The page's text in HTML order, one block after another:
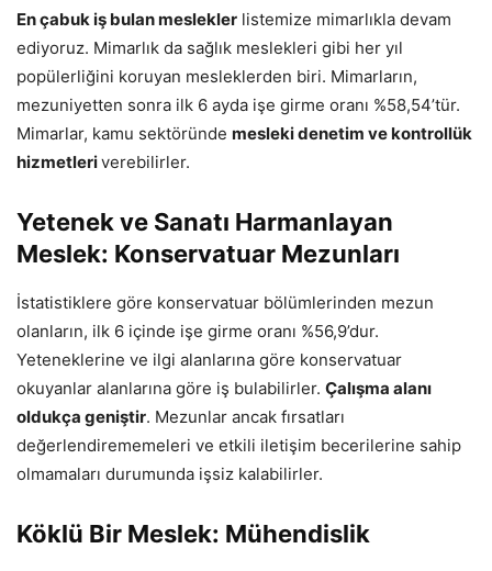
En çabuk iş bulan meslekler listemize mimarlıkla devam
ediyoruz. Mimarlık da sağlık meslekleri gibi her yıl
popülerliğini koruyan mesleklerden biri. Mimarların,
mezuniyetten sonra ilk 6 ayda işe girme oranı %58,54’tür.
Mimarlar, kamu sektöründe mesleki denetim ve kontrollük
hizmetleriverebilirler.
Yetenek ve Sanatı Harmanlayan
Meslek: Konservatuar Mezunları
İstatistiklere göre konservatuar bölümlerinden mezun
olanların, ilk 6 içinde işe girme oranı %56,9’dur.
Yeteneklerine ve ilgi alanlarına göre konservatuar
okuyanlar alanlarına göre iş bulabilirler. Çalışma alanı
oldukça geniştir. Mezunlar ancak fırsatları
değerlendirememeleri ve etkili iletişim becerilerine sahip
olmamaları durumunda işsiz kalabilirler.
Köklü Bir Meslek: Mühendislik